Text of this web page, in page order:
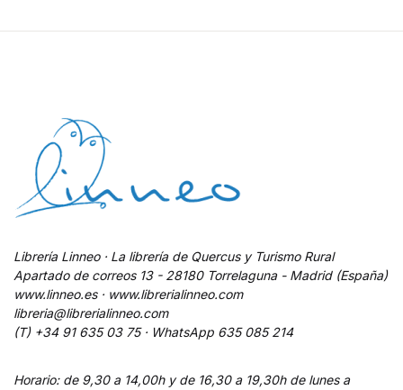
Librería Linneo · La librería de Quercus y Turismo Rural
Apartado de correos 13 - 28180 Torrelaguna - Madrid (España)
www.linneo.es · www.librerialinneo.com
libreria@librerialinneo.com
(T) +34 91 635 03 75 · WhatsApp 635 085 214
Horario: de 9,30 a 14,00h y de 16,30 a 19,30h de lunes a